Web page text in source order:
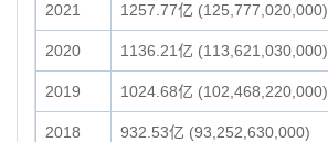
2021 1257.77亿 (125,777,020,000)
2020 1136.21亿 (113,621,030,000)
2019 1024.68亿 (102,468,220,000)
2018 932.53亿 (93,252,630,000)